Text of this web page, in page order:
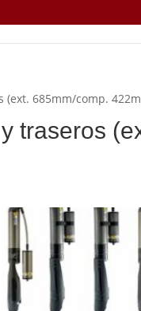
685mm/comp.
traseros